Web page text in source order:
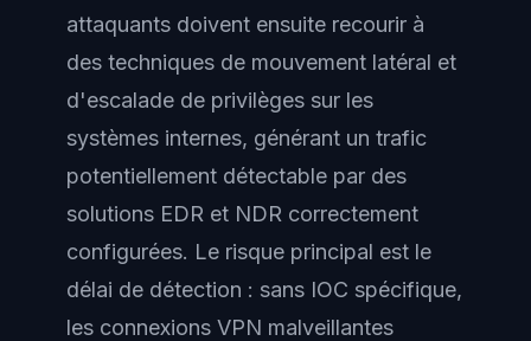
attaquants doivent ensuite recourir à
des techniques de mouvement latéral et
d'escalade de privilèges sur les
systèmes internes, générant un trafic
potentiellement détectable par des
solutions EDR et NDR correctement
configurées. Le risque principal est le
délai de détection : sans IOC spécifique,
les connexions VPN malveillantes